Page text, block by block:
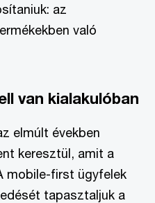
az
való
van kialakulóban
elmúlt években
keresztül, amit a
mobile-first ügyfelek
tapasztaljuk a